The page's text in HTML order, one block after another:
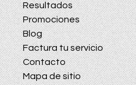
Resultados
Promociones
Blog
Factura tu servicio
Contacto
Mapa de sitio